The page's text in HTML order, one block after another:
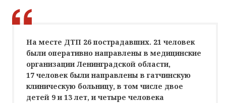
На месте ДТП 26 пострадавших. 21 человек
были оперативно направлены в медицинские
организации Ленинградской области,
17 человек были направлены в гатчинскую
клиническую больницу, в том числе двое
детей 9 и 13 лет, и четыре человека